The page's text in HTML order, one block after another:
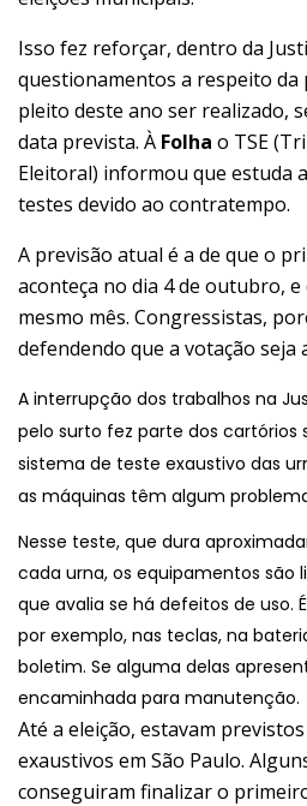
Isso fez reforçar, dentro da
questionamentos a respeito da
pleito deste ano ser realizado,
data prevista. À Folha o TSE
Eleitoral) informou que estuda
testes devido ao contratempo.
A previsão atual é a de que o
aconteça no dia 4 de outubro,
mesmo mês. Congressistas,
defendendo que a votação seja
A interrupção dos trabalhos na
pelo surto fez parte dos cartórios
sistema de teste exaustivo das
as máquinas têm algum
Nesse teste, que dura
cada urna, os equipamentos são
que avalia se há defeitos de uso.
por exemplo, nas teclas, na
boletim. Se alguma delas
encaminhada para manutenção.
Até a eleição, estavam
exaustivos em São Paulo.
conseguiram finalizar o